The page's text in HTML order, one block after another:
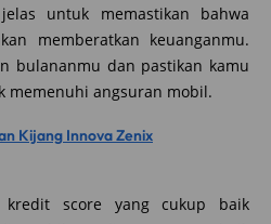
untuk memastikan bahwa
memberatkan keuanganmu.
bulananmu dan pastikan kamu
memenuhi angsuran mobil.
Kijang Innova Zenix
kredit score yang cukup baik